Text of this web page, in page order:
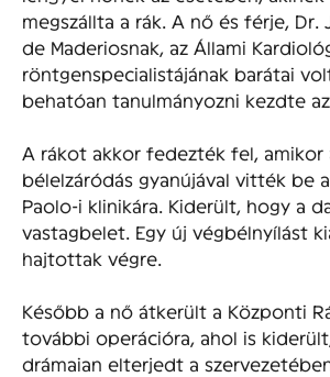
megszállta a rák. A nő és férje, Dr.
de Maderiosnak, az Állami
röntgenspecialistájának barátai
behatóan tanulmányozni kezdte
A rákot akkor fedezték fel, amikor
bélelzáródás gyanújával vitték be
Paolo-i klinikára. Kiderült, hogy a
vastagbelet. Egy új végbélnyílást
hajtottak végre.
Később a nő átkerült a Központi
további operációra, ahol is
drámaian elterjedt a